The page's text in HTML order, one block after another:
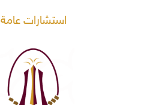
استشارات عامة